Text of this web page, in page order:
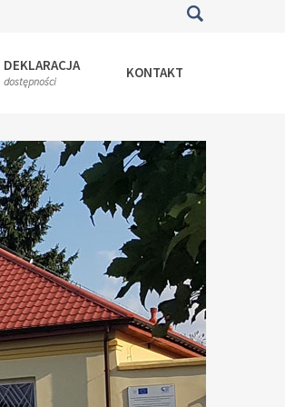
DEKLARACJA
dostępności KONTAKT